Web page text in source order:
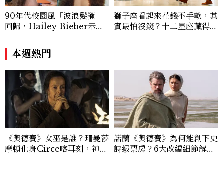
90年代校園風「波浪髮箍」
回歸，Hailey Bieber示範
u髮箍未開賣先爆紅！
獅子座看起來花錢不手軟，其
實最怕沒錢？十二星座藏得最
本週熱門
《奧德賽》女巫是誰？珊曼莎
摩頓化身Circe喀耳刻，神級
諾蘭《奧德賽》為何能創下史
詩級票房？6大改編細節解